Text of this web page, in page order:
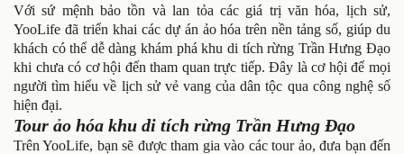
Với sứ mệnh bảo tồn và lan tỏa các giá trị văn hóa, lịch sử,
YooLife đã triển khai các dự án ảo hóa trên nền tảng số, giúp du
khách có thể dễ dàng khám phá khu di tích rừng Trần Hưng Đạo
khi chưa có cơ hội đến tham quan trực tiếp. Đây là cơ hội để mọi
người tìm hiểu về lịch sử vẻ vang của dân tộc qua công nghệ số
hiện đại.
Tour ảo hóa khu di tích rừng Trần Hưng Đạo
Trên YooLife, bạn sẽ được tham gia vào các tour ảo, đưa bạn đến